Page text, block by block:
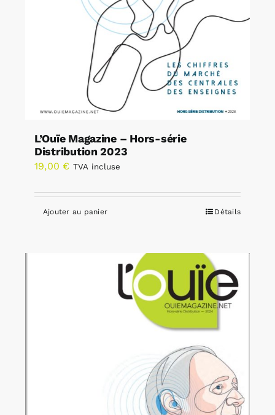
L’Ouïe Magazine – Hors-série
Distribution 2023
19,00 € TVA incluse
Ajouter au panier Détails